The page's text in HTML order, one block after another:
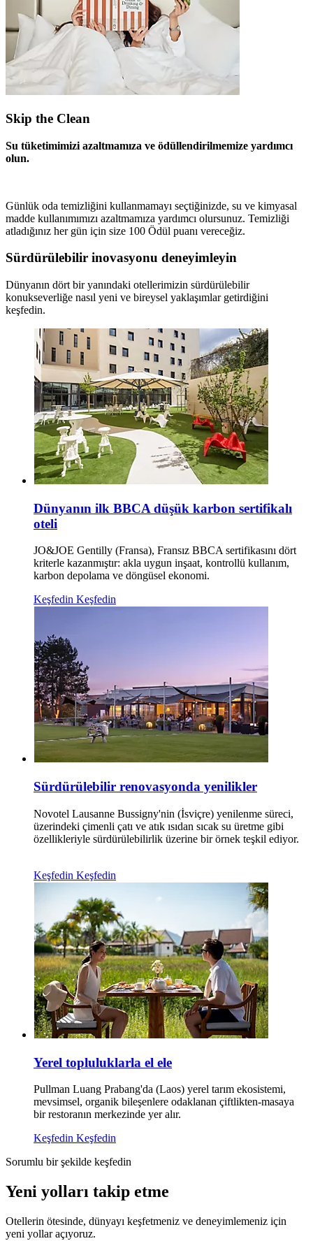
Skip the Clean
Su tüketimimizi azaltmamıza ve ödüllendirilmemize yardımcı
olun.
Günlük oda temizliğini kullanmamayı seçtiğinizde, su ve kimyasal
madde kullanımımızı azaltmamıza yardımcı olursunuz. Temizliği
atladığınız her gün için size 100 Ödül puanı vereceğiz.
Sürdürülebilir inovasyonu deneyimleyin
Dünyanın dört bir yanındaki otellerimizin sürdürülebilir
konukseverliğe nasıl yeni ve bireysel yaklaşımlar getirdiğini
keşfedin.
Dünyanın ilk BBCA düşük karbon sertifikalı
oteli
JO&JOE Gentilly (Fransa), Fransız BBCA sertifikasını dört
kriterle kazanmıştır: akla uygun inşaat, kontrollü kullanım,
karbon depolama ve döngüsel ekonomi.
Keşfedin Keşfedin
Sürdürülebilir renovasyonda yenilikler
Novotel Lausanne Bussigny'nin (İsviçre) yenilenme süreci,
üzerindeki çimenli çatı ve atık ısıdan sıcak su üretme gibi
özellikleriyle sürdürülebilirlik üzerine bir örnek teşkil ediyor.
Keşfedin Keşfedin
Yerel topluluklarla el ele
Pullman Luang Prabang'da (Laos) yerel tarım ekosistemi,
mevsimsel, organik bileşenlere odaklanan çiftlikten-masaya
bir restoranın merkezinde yer alır.
Keşfedin Keşfedin
Sorumlu bir şekilde keşfedin
Yeni yolları takip etme
Otellerin ötesinde, dünyayı keşfetmeniz ve deneyimlemeniz için
yeni yollar açıyoruz.